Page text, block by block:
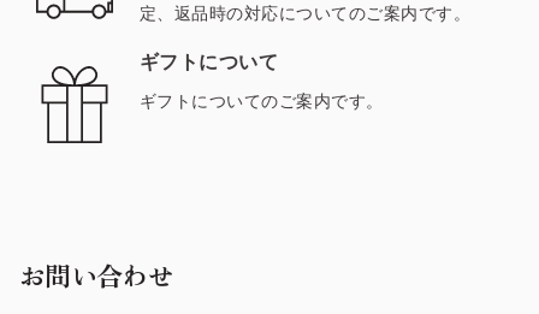
定、返品時の対応についてのご案内です。
ギフトについて
ギフトについてのご案内です。
お問い合わせ